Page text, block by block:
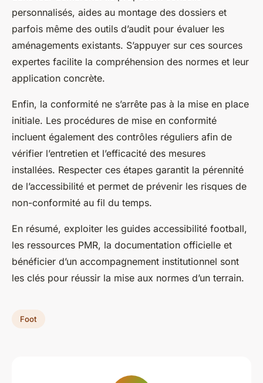
personnalisés, aides au montage des dossiers et
parfois même des outils d’audit pour évaluer les
aménagements existants. S’appuyer sur ces sources
expertes facilite la compréhension des normes et leur
application concrète.
Enfin, la conformité ne s’arrête pas à la mise en place
initiale. Les procédures de mise en conformité
incluent également des contrôles réguliers afin de
vérifier l’entretien et l’efficacité des mesures
installées. Respecter ces étapes garantit la pérennité
de l’accessibilité et permet de prévenir les risques de
non-conformité au fil du temps.
En résumé, exploiter les guides accessibilité football,
les ressources PMR, la documentation officielle et
bénéficier d’un accompagnement institutionnel sont
les clés pour réussir la mise aux normes d’un terrain.
Foot